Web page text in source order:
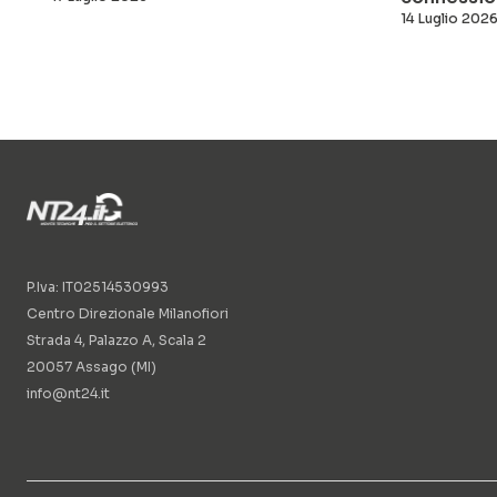
14 Luglio 2026
P.Iva: IT02514530993
Centro Direzionale Milanofiori
Strada 4, Palazzo A, Scala 2
20057 Assago (MI)
info@nt24.it